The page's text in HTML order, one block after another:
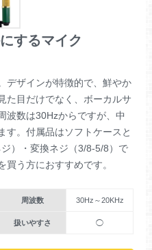
するマイク
デザインが特徴的で、鮮やか
た目だけでなく、ボーカルサ
波数は30Hzからですが、中
す。付属品はソフトケースと
）・変換ネジ（3/8-5/8）で
う方におすすめです。
周波数 30Hz～20KHz
扱いやすさ ◯